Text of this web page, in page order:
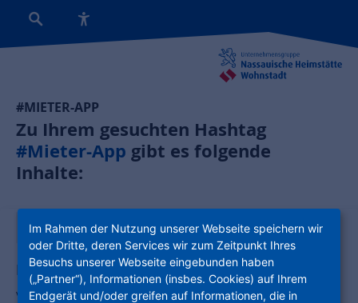
#MIETER-APP
Zu Ihrem gesuchten Hashtag
#Mieter-App gibt es folgende
Inhalte:
News:
Hilfe mit der Mieter-App
Viele Informationen rund um die Mieter-App
Im Rahmen der Nutzung unserer Webseite speichern wir
oder Dritte, deren Services wir zum Zeitpunkt Ihres
Besuchs unserer Webseite eingebunden haben
(„Partner“), Informationen (insbes. Cookies) auf Ihrem
Endgerät und/oder greifen auf Informationen, die in